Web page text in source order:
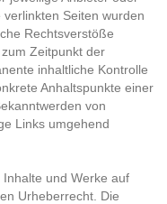
Seiten wurden
Rechtsverstöße
Zeitpunkt der
inhaltliche Kontrolle
Anhaltspunkte einer
von
Links umgehend
und Werke auf
Urheberrecht. Die